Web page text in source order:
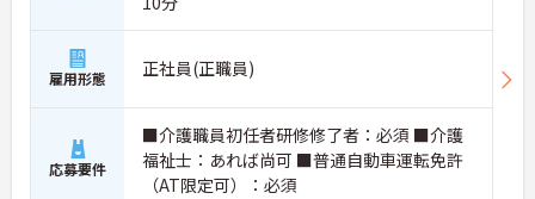
雇用形態 正社員(正職員)
応募要件
■介護職員初任者研修修了者：必須 ■介護
福祉士：あれば尚可 ■普通自動車運転免許
（AT限定可）：必須